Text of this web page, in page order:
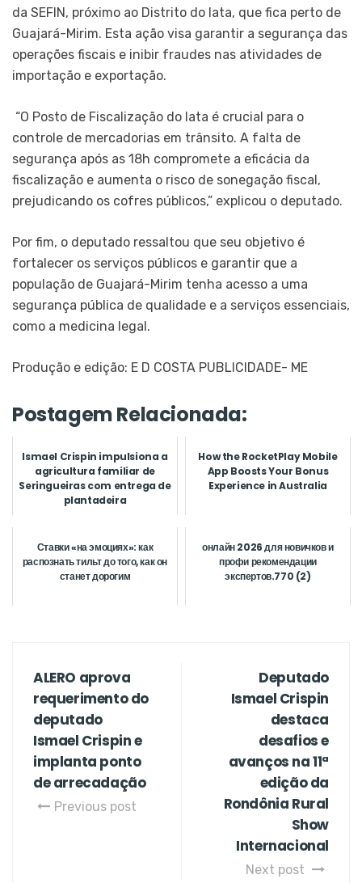
da SEFIN, próximo ao Distrito do Iata, que fica perto de
Guajará-Mirim. Esta ação visa garantir a segurança das
operações fiscais e inibir fraudes nas atividades de
importação e exportação.
“O Posto de Fiscalização do Iata é crucial para o
controle de mercadorias em trânsito. A falta de
segurança após as 18h compromete a eficácia da
fiscalização e aumenta o risco de sonegação fiscal,
prejudicando os cofres públicos,” explicou o deputado.
Por fim, o deputado ressaltou que seu objetivo é
fortalecer os serviços públicos e garantir que a
população de Guajará-Mirim tenha acesso a uma
segurança pública de qualidade e a serviços essenciais,
como a medicina legal.
Produção e edição: E D COSTA PUBLICIDADE- ME
Postagem Relacionada:
Ismael Crispin impulsiona a
agricultura familiar de
Seringueiras com entrega de
plantadeira
How the RocketPlay Mobile
App Boosts Your Bonus
Experience in Australia
Ставки «на эмоциях»: как
распознать тильт до того, как он
станет дорогим
онлайн 2026 для новичков и
профи рекомендации
экспертов.770 (2)
ALERO aprova
requerimento do
deputado
Ismael Crispin e
implanta ponto
de arrecadação
Previous post
Deputado
Ismael Crispin
destaca
desafios e
avanços na 11ª
edição da
Rondônia Rural
Show
Internacional
Next post